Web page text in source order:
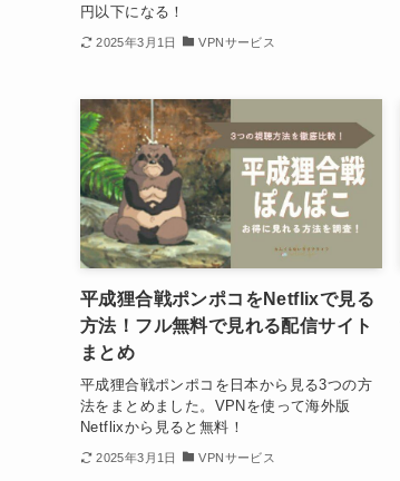
円以下になる！
2025年3月1日 VPNサービス
平成狸合戦ポンポコをNetflixで見る
方法！フル無料で見れる配信サイト
まとめ
平成狸合戦ポンポコを日本から見る3つの方
法をまとめました。VPNを使って海外版
Netflixから見ると無料！
2025年3月1日 VPNサービス